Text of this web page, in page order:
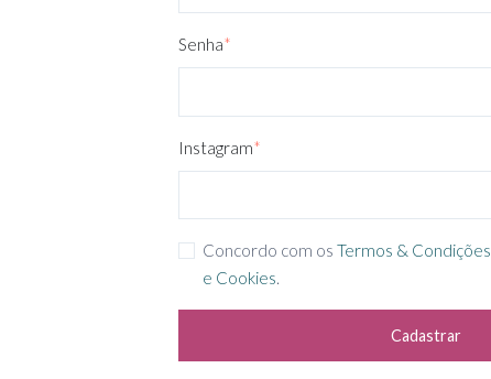
Senha*
Instagram*
Concordo com osTermos & Condições
e Cookies.
Cadastrar